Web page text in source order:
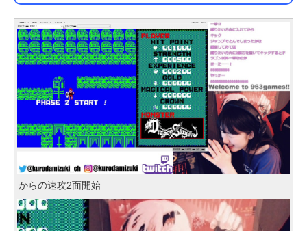
からの速攻2面開始